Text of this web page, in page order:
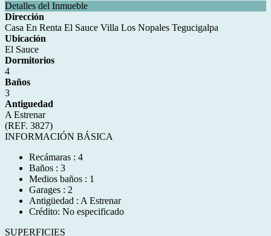
Detalles del Inmueble
Dirección
Casa En Renta El Sauce Villa Los Nopales Tegucigalpa
Ubicación
El Sauce
Dormitorios
4
Baños
3
Antiguedad
A Estrenar
(REF. 3827)
INFORMACIÓN BÁSICA
Recámaras : 4
Baños : 3
Medios baños : 1
Garages : 2
Antigüedad : A Estrenar
Crédito: No especificado
SUPERFICIES